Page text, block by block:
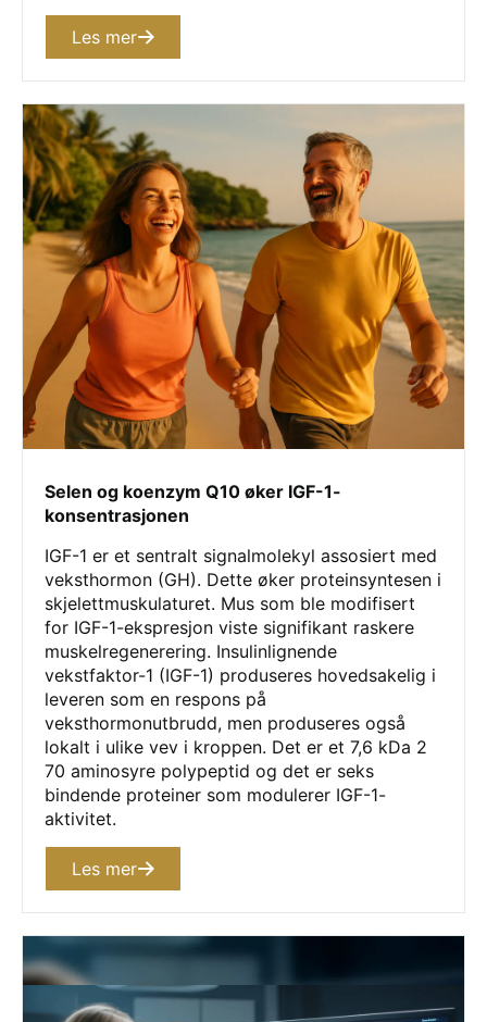
Les mer
Selen og koenzym Q10 øker IGF-1-
konsentrasjonen
IGF-1 er et sentralt signalmolekyl assosiert med
veksthormon (GH). Dette øker proteinsyntesen i
skjelettmuskulaturet. Mus som ble modifisert
for IGF-1-ekspresjon viste signifikant raskere
muskelregenerering. Insulinlignende
vekstfaktor-1 (IGF-1) produseres hovedsakelig i
leveren som en respons på
veksthormonutbrudd, men produseres også
lokalt i ulike vev i kroppen. Det er et 7,6 kDa 2
70 aminosyre polypeptid og det er seks
bindende proteiner som modulerer IGF-1-
aktivitet.
Les mer